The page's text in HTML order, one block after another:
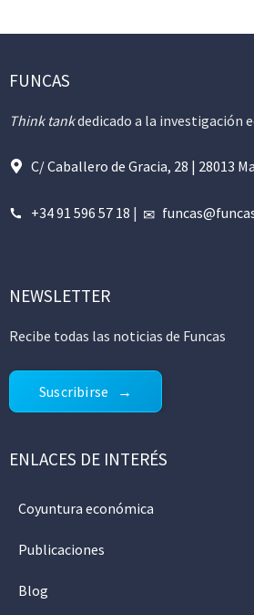
FUNCAS
Think tankdedicado a la investigación
C/ Caballero de Gracia, 28 | 28013
+34 91 596 57 18 |
NEWSLETTER
Recibe todas las noticias de Funcas
Suscribirse
ENLACES DE INTERÉS
Coyuntura económica
Publicaciones
Blog